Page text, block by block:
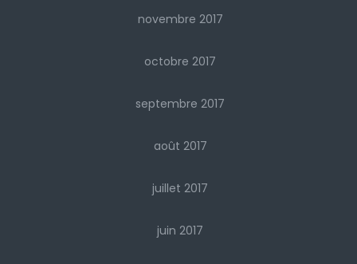
novembre 2017
octobre 2017
septembre 2017
août 2017
juillet 2017
juin 2017